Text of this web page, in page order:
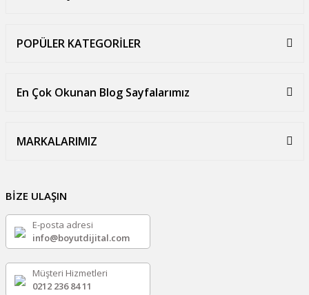
POPÜLER KATEGORİLER
En Çok Okunan Blog Sayfalarımız
MARKALARIMIZ
BİZE ULAŞIN
E-posta adresi
info@boyutdijital.com
Müşteri Hizmetleri
0212 236 84 11